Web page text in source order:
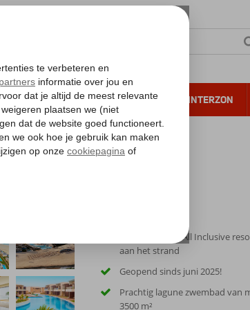
VERRE REIZEN ALL INCLUSIVE WINTERZON
Gloednieuw 5* All Inclusive
aan het strand
Geopend sinds juni 2025!
Prachtig lagune zwembad van
3500 m²